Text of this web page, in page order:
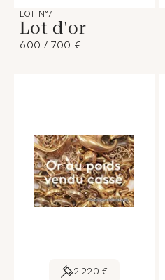
LOT N°7
Lot d'or
600 / 700 €
2 220 €